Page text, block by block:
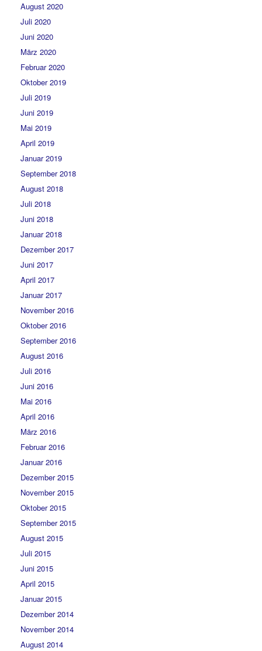
August 2020
Juli 2020
Juni 2020
März 2020
Februar 2020
Oktober 2019
Juli 2019
Juni 2019
Mai 2019
April 2019
Januar 2019
September 2018
August 2018
Juli 2018
Juni 2018
Januar 2018
Dezember 2017
Juni 2017
April 2017
Januar 2017
November 2016
Oktober 2016
September 2016
August 2016
Juli 2016
Juni 2016
Mai 2016
April 2016
März 2016
Februar 2016
Januar 2016
Dezember 2015
November 2015
Oktober 2015
September 2015
August 2015
Juli 2015
Juni 2015
April 2015
Januar 2015
Dezember 2014
November 2014
August 2014